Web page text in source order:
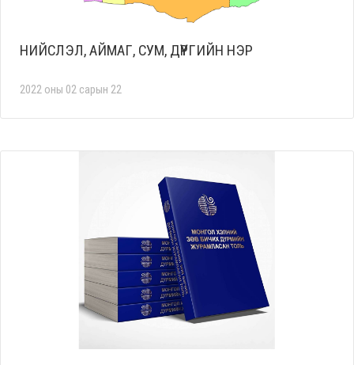
НИЙСЛЭЛ, АЙМАГ, СУМ, ДҮҮРГИЙН НЭР
2022 оны 02 сарын 22